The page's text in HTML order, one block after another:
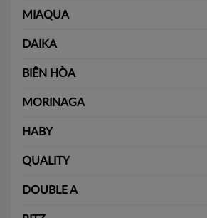
MIAQUA
DAIKA
BIÊN HÒA
MORINAGA
HABY
QUALITY
DOUBLE A